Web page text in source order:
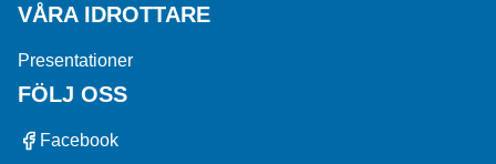
VÅRA IDROTTARE
Presentationer
FÖLJ OSS
Facebook